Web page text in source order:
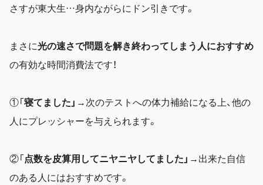
さすが東大生…身内ながらにドン引きです。
まさに光の速さで問題を解き終わってしまう人におすすめ
の有効な時間消費法です！
①「寝てました」 →次のテストへの体力補給になる上、他の
人にプレッシャーを与えられます。
②「点数を皮算用してニヤニヤしてました」 →出来た自信
のある人にはおすすめです。